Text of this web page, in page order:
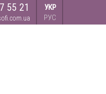
УКР
РУС
55 21